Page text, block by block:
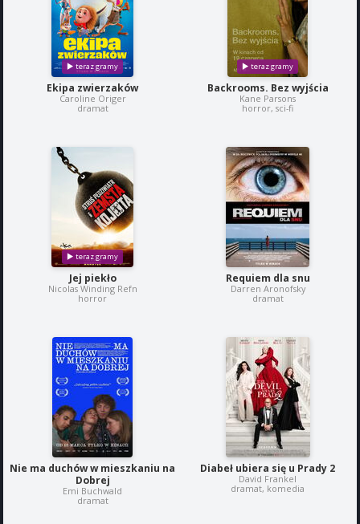
Ekipa zwierzaków
Caroline Origer
dramat
Backrooms. Bez wyjścia
Kane Parsons
horror, sci-fi
Jej piekło
Nicolas Winding Refn
horror
Requiem dla snu
Darren Aronofsky
dramat
Nie ma duchów w mieszkaniu na
Dobrej
Emi Buchwald
dramat
Diabeł ubiera się u Prady 2
David Frankel
dramat, komedia